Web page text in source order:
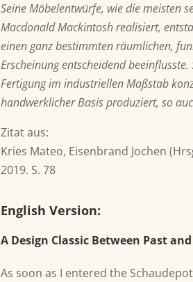
Seine Möbelentwürfe, wie die meisten
Macdonald Mackintosh realisiert,
einen ganz bestimmten räumlichen,
Erscheinung entscheidend
Fertigung im industriellen Maßstab
handwerklicher Basis produziert, so
Zitat aus:
Kries Mateo, Eisenbrand Jochen
2019. S. 78
English Version:
A Design Classic Between Past
As soon as I entered the